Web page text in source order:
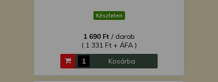
Készleten
1 690 Ft / darab
( 1 331 Ft + ÁFA )
Kosárba